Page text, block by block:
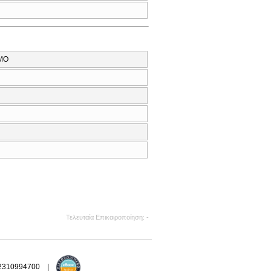
Τελευταία Επικαιροποίηση -
|